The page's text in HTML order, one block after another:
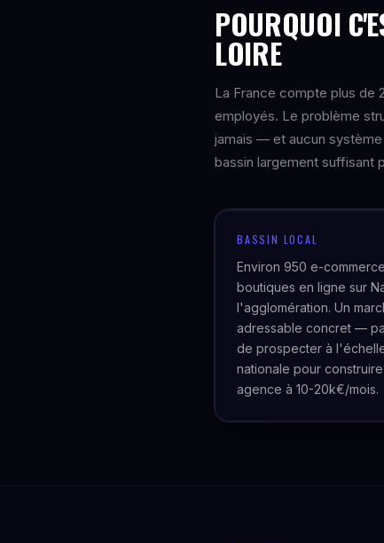
POURQUOI
LOIRE
La France compte plus de
employés. Le problème
jamais — et aucun
bassin largement suffisant
BASSIN LOCAL
Environ 950 e-
boutiques en ligne sur
l'agglomération. Un
adressable concret —
de prospecter à
nationale pour
agence à 10-20k€/mois.